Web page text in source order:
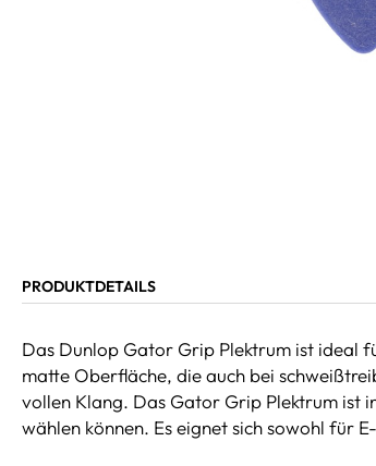
PRODUKTDETAILS
Das Dunlop Gator Grip Plektrum ist ideal
matte Oberfläche, die auch bei
vollen Klang. Das Gator Grip Plektrum ist
wählen können. Es eignet sich sowohl für